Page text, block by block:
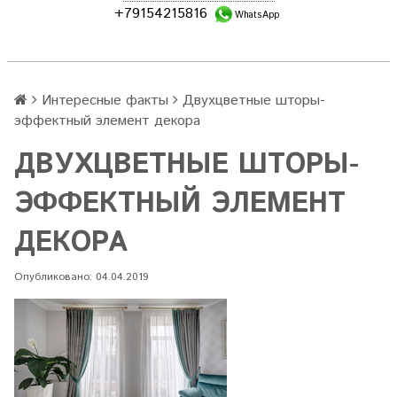
+79154215816
WhatsApp
Интересные факты
Двухцветные шторы-
эффектный элемент декора
ДВУХЦВЕТНЫЕ ШТОРЫ-
ЭФФЕКТНЫЙ ЭЛЕМЕНТ
ДЕКОРА
Опубликовано: 04.04.2019